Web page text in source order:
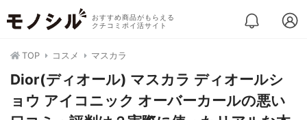
おすすめ商品がもらえる
クチコミポイ活サイト
TOP コスメ マスカラ
Dior(ディオール) マスカラ ディオールシ
ョウ アイコニック オーバーカールの悪い